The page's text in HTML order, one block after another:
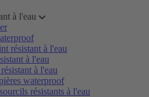
à l'eau
résistant à l'eau
à l'eau
à l'eau
waterproof
résistants à l'eau